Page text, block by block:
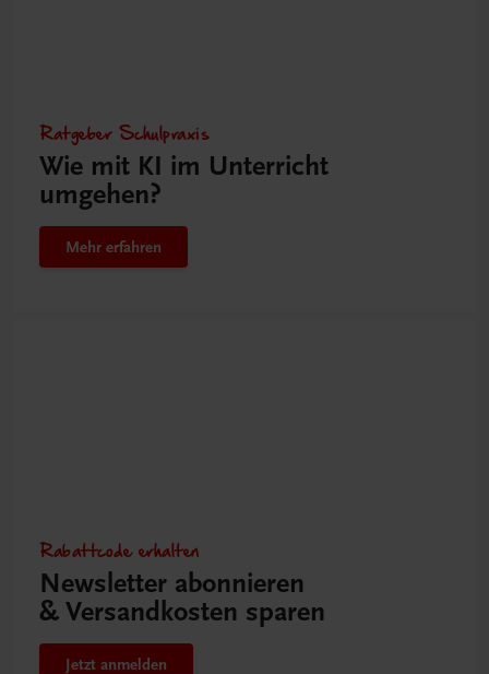
Ratgeber Schulpraxis
Wie mit KI im Unterricht
umgehen?
Mehr erfahren
Rabattcode erhalten
Newsletter abonnieren
& Versandkosten sparen
Jetzt anmelden